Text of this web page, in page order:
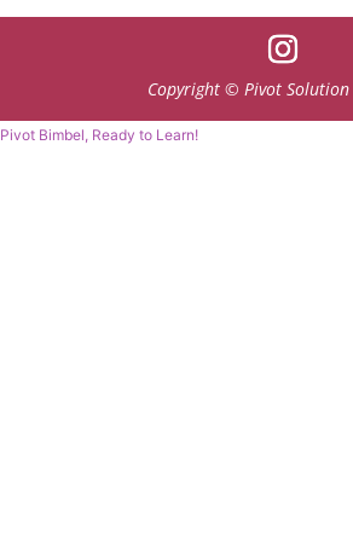
Copyright © Pivot
Pivot Bimbel, Ready to Learn!